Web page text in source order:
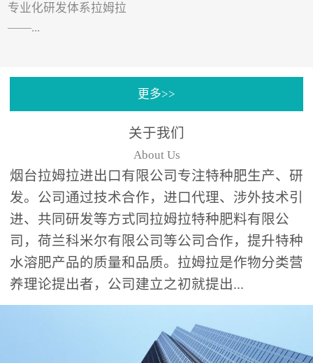
专业化研发体系拉姆拉
——...
分中心”的科研开发系统，
更多>>
关于我们
About Us
烟台拉姆拉进出口有限公司专注特种肥生产、研
发。公司通过技术合作，进口代理、涉外技术引
进、共同研发等方式同拉姆拉特种肥料有限公
司，荷兰科米尔有限公司等公司合作，提升特种
水溶肥产品的质量和品质。拉姆拉是作物分类营
养理论提出者，公司建立之初就提出...